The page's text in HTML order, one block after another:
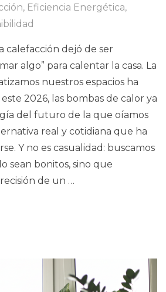
, Eficiencia Energética,
calefacción dejó de ser
algo” para calentar la casa. La
nuestros espacios ha
2026, las bombas de calor ya
del futuro de la que oíamos
real y cotidiana que ha
Y no es casualidad: buscamos
sean bonitos, sino que
de un …